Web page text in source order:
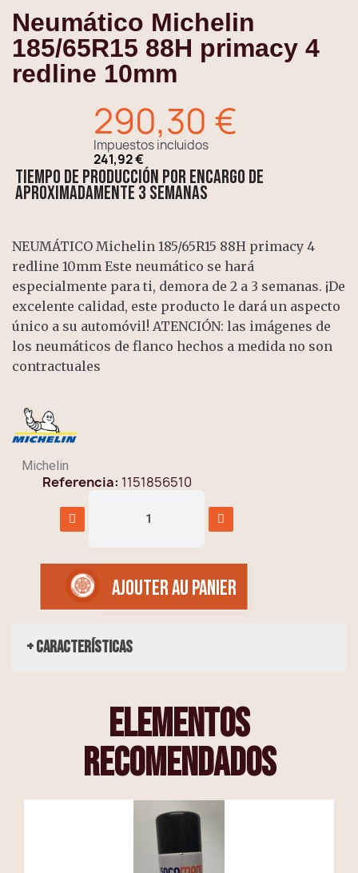
Neumático Michelin
185/65R15 88H primacy 4
redline 10mm
290,30 €
Impuestos incluidos
241,92 €
Tiempo de producción por encargo de
aproximadamente 3 semanas
NEUMÁTICO Michelin 185/65R15 88H primacy 4
redline 10mm Este neumático se hará
especialmente para ti, demora de 2 a 3 semanas. ¡De
excelente calidad, este producto le dará un aspecto
único a su automóvil! ATENCIÓN: las imágenes de
los neumáticos de flanco hechos a medida no son
contractuales
Michelin
Referencia 1151856510
AJOUTER AU PANIER
+ Características
elementos
recomendados